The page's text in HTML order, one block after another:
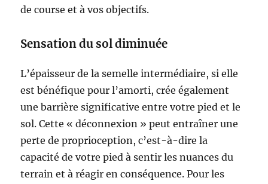
de course et à vos objectifs.
Sensation du sol diminuée
L’épaisseur de la semelle intermédiaire, si elle
est bénéfique pour l’amorti, crée également
une barrière significative entre votre pied et le
sol. Cette « déconnexion » peut entraîner une
perte de proprioception, c’est-à-dire la
capacité de votre pied à sentir les nuances du
terrain et à réagir en conséquence. Pour les